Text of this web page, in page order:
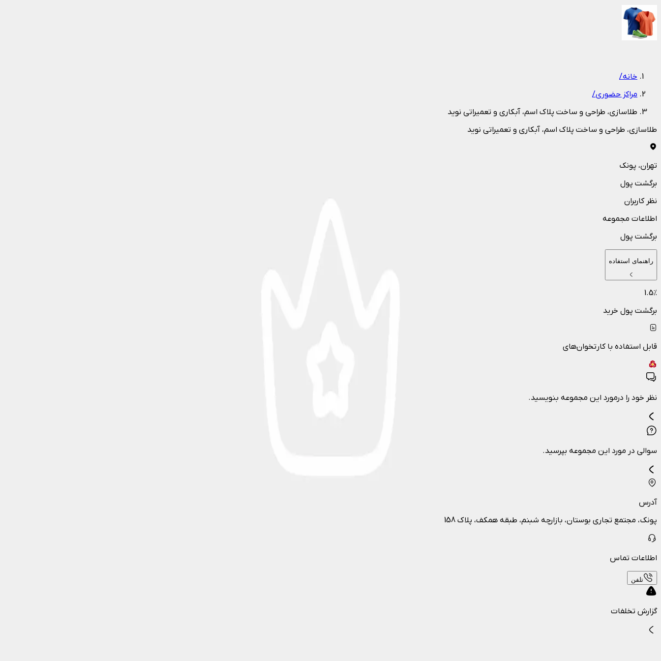
خانه/
مراکز حضوری/
طلاسازی، طراحی و ساخت پلاک اسم، آبکاری و تعمیراتی نوید
طلاسازی، طراحی و ساخت پلاک اسم، آبکاری و تعمیراتی نوید
تهران، پونک
برگشت پول
نظر کاربران
اطلاعات مجموعه
برگشت پول
راهنمای استفاده
1.5٪
برگشت پول خرید
قابل استفاده با کارتخوان‌های
نظر خود را درمورد این مجموعه بنویسید.
سوالی در مورد این مجموعه بپرسید.
آدرس
پونک، مجتمع تجاری بوستان، بازارچه شبنم، طبقه همکف، پلاک 158
اطلاعات تماس
تلفن
گزارش تخلفات